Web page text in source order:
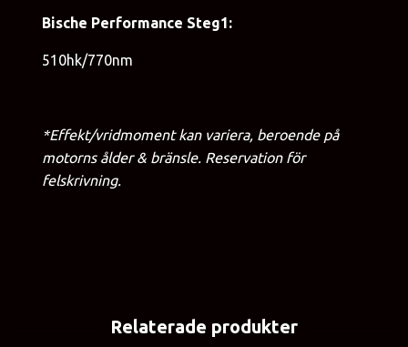
Bische Performance Steg1:
510hk/770nm
*Effekt/vridmoment kan variera, beroende på
motorns ålder & bränsle. Reservation för
felskrivning.